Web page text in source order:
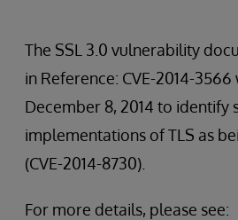
The SSL 3.0 vulnerability
in Reference: CVE-2014-
December 8, 2014 to identify
implementations of TLS as
(CVE-2014-8730).
For more details, please see: